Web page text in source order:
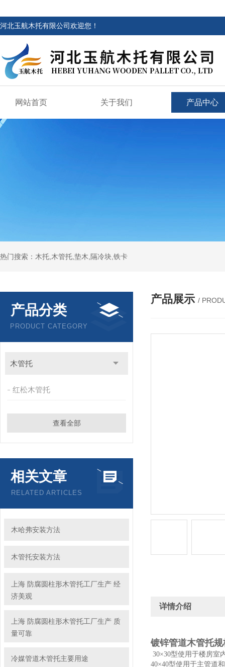
河北玉航木托有限公司欢迎您！
网站首页 关于我们 产品中心
热门搜索：木托,木管托,垫木,隔冷块,铁卡
产品分类
PRODUCT CATEGORY
木管托
红松木管托
查看全部
相关文章
RELATED ARTICLES
木哈弗安装方法
木管托安装方法
上海 防腐圆柱形木管托工厂生产 经
济美观
上海 防腐圆柱形木管托工厂生产 质
量可靠
冷媒管道木管托主要用途
产品展示 /
详情介绍
镀锌管道木管托
30×30型使用于楼房室
40×40型使用于主管道